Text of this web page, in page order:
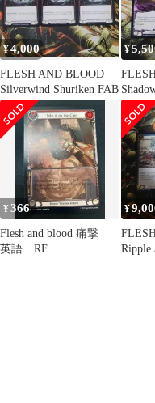
¥4,000
FLESH AND BLOOD
Silverwind Shuriken FAB
¥
FAB
¥366
Flesh and blood 痛撃
英語 RF
¥
Ripple